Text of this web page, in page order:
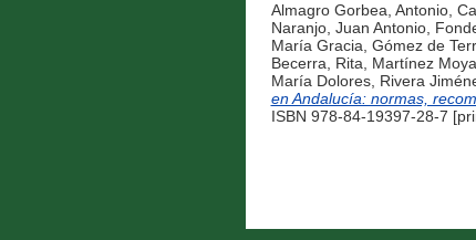
Almagro Gorbea, Antonio,
Naranjo, Juan Antonio,
María Gracia, Gómez de
Becerra, Rita, Martínez
María Dolores, Rivera
en Andalucía: normas,
ISBN 978-84-19397-28-7